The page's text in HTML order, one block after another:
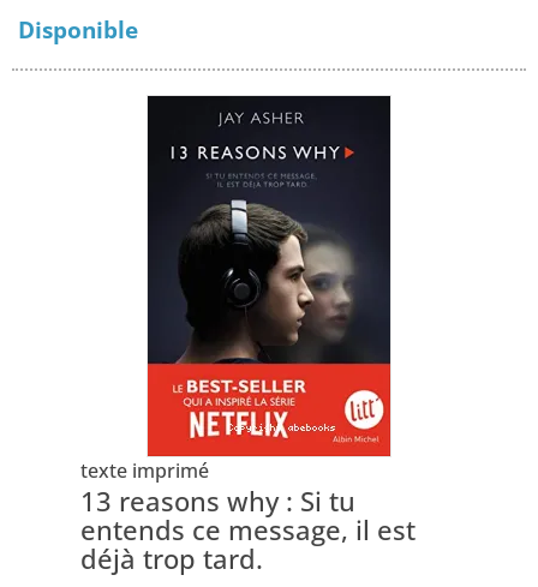
Disponible
texte imprimé
13 reasons why : Si tu
entends ce message, il est
déjà trop tard.